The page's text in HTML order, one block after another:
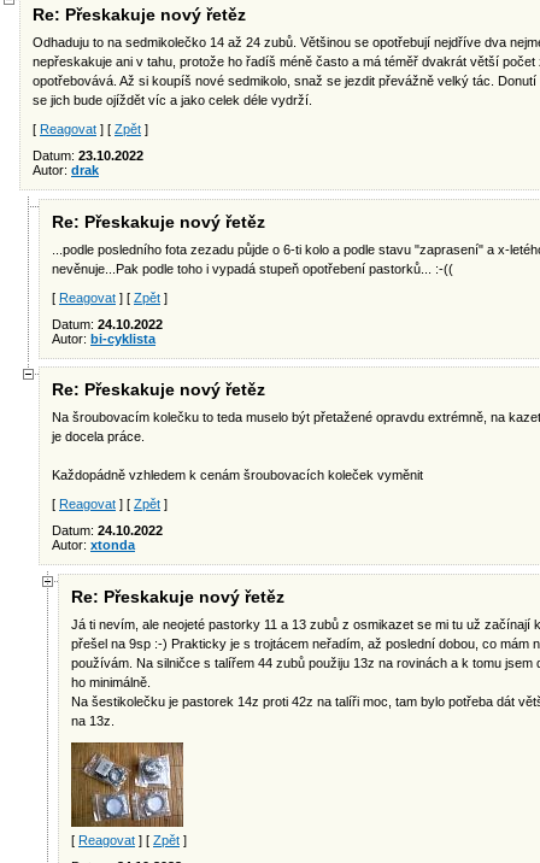
Re: Přeskakuje nový řetěz
Odhaduju to na sedmikolečko 14 až 24 zubů. Většinou se opotřebují nejdříve dva
nepřeskakuje ani v tahu, protože ho řadíš méně často a má téměř dvakrát větší
opotřebovává. Až si koupíš nové sedmikolo, snaž se jezdit převážně velký tác.
se jich bude ojíždět víc a jako celek déle vydrží.
[ Reagovat ] [ Zpět ]
Datum: 23.10.2022
Autor: drak
Re: Přeskakuje nový řetěz
...podle posledního fota zezadu půjde o 6-ti kolo a podle stavu "zaprasení" a x-
nevěnuje...Pak podle toho i vypadá stupeň opotřebení pastorků... :-((
[ Reagovat ] [ Zpět ]
Datum: 24.10.2022
Autor: bi-cyklista
Re: Přeskakuje nový řetěz
Na šroubovacím kolečku to teda muselo být přetažené opravdu extrémně, na
je docela práce.
Každopádně vzhledem k cenám šroubovacích koleček vyměnit
[ Reagovat ] [ Zpět ]
Datum: 24.10.2022
Autor: xtonda
Re: Přeskakuje nový řetěz
Já ti nevím, ale neojeté pastorky 11 a 13 zubů z osmikazet se mi tu už začínají
přešel na 9sp :-) Prakticky je s trojtácem neřadím, až poslední dobou, co mám
používám. Na silničce s talířem 44 zubů použiju 13z na rovinách a k tomu
ho minimálně.
Na šestikolečku je pastorek 14z proti 42z na talíři moc, tam bylo potřeba dát
na 13z.
[ Reagovat ] [ Zpět ]